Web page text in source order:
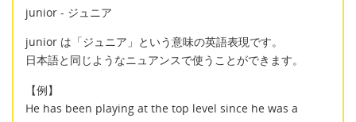
junior - ジュニア
junior は「ジュニア」という意味の英語表現です。
日本語と同じようなニュアンスで使うことができます。
【例】
He has been playing at the top level since he was a